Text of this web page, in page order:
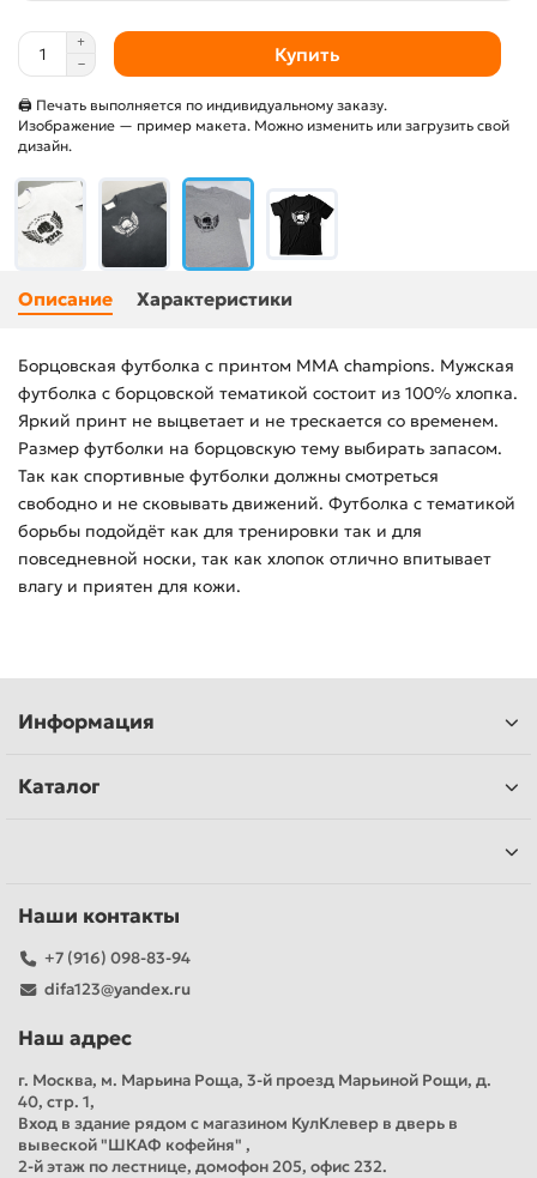
Купить
🖨 Печать выполняется по индивидуальному заказу.
Изображение — пример макета. Можно изменить или загрузить свой
дизайн.
Описание Характеристики
Борцовская футболка с принтом MMA champions. Мужская
футболка с борцовской тематикой состоит из 100% хлопка.
Яркий принт не выцветает и не трескается со временем.
Размер футболки на борцовскую тему выбирать запасом.
Так как спортивные футболки должны смотреться
свободно и не сковывать движений. Футболка с тематикой
борьбы подойдёт как для тренировки так и для
повседневной носки, так как хлопок отлично впитывает
влагу и приятен для кожи.
Информация
Каталог
Наши контакты
+7 (916) 098-83-94
difa123@yandex.ru
Наш адрес
г. Москва, м. Марьина Роща, 3-й проезд Марьиной Рощи, д.
40, стр. 1,
Вход в здание рядом с магазином КулКлевер в дверь в
вывеской "ШКАФ кофейня" ,
2-й этаж по лестнице, домофон 205, офис 232.